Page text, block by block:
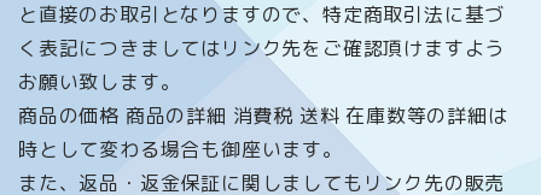
と直接のお取引となりますので、特定商取引法に基づ
く表記につきましてはリンク先をご確認頂けますよう
お願い致します。
商品の価格 商品の詳細 消費税 送料 在庫数等の詳細は
時として変わる場合も御座います。
また、返品・返金保証に関しましてもリンク先の販売